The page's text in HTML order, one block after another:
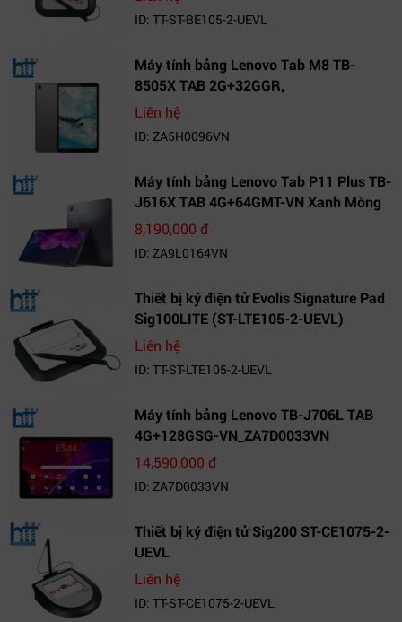
ID: TT-ST-BE105-2-UEVL
Máy tính bảng Lenovo Tab M8 TB-
8505X TAB 2G+32GGR,
VN_ZA5H0096VN
Liên hệ
ID: ZA5H0096VN
Máy tính bảng Lenovo Tab P11 Plus TB-
J616X TAB 4G+64GMT-VN Xanh Mòng
Két_ZA9L0164VN
8,190,000 đ
ID: ZA9L0164VN
Thiết bị ký điện tử Evolis Signature Pad
Sig100LITE (ST-LTE105-2-UEVL)
Liên hệ
ID: TT-ST-LTE105-2-UEVL
Máy tính bảng Lenovo TB-J706L TAB
4G+128GSG-VN_ZA7D0033VN
14,590,000 đ
ID: ZA7D0033VN
Thiết bị ký điện tử Sig200 ST-CE1075-2-
UEVL
Liên hệ
ID: TT-ST-CE1075-2-UEVL